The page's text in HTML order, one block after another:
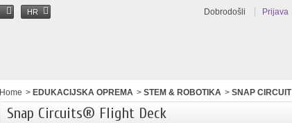
HR Dobrodošli Prijava
Home > EDUKACIJSKA OPREMA > STEM & ROBOTIKA > SNAP CIRCUIT
Snap Circuits® Flight Deck